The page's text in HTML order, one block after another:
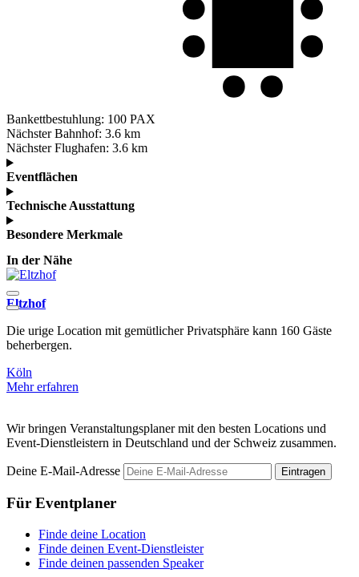
Bankettbestuhlung: 100 PAX
Nächster Bahnhof: 3.6 km
Nächster Flughafen: 3.6 km
Eventflächen
Technische Ausstattung
Besondere Merkmale
In der Nähe
Eltzhof
Die urige Location mit gemütlicher Privatsphäre kann 160 Gäste
beherbergen.
Köln
Mehr erfahren
Wir bringen Veranstaltungsplaner mit den besten Locations und
Event-Dienstleistern in Deutschland und der Schweiz zusammen.
Deine E-Mail-Adresse Eintragen
Für Eventplaner
Finde deine Location
Finde deinen Event-Dienstleister
Finde deinen passenden Speaker